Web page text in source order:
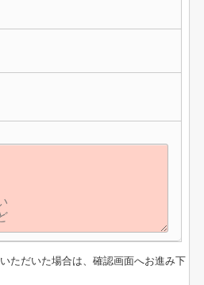
ただいた場合は、確認画面へお進み下